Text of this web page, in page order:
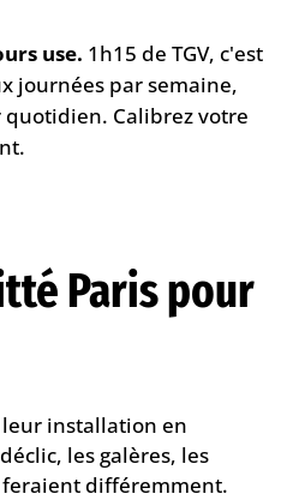
use. 1h15 de TGV, c'est
journées par semaine,
Calibrez votre
Paris pour
leur installation en
les galères, les
différemment.